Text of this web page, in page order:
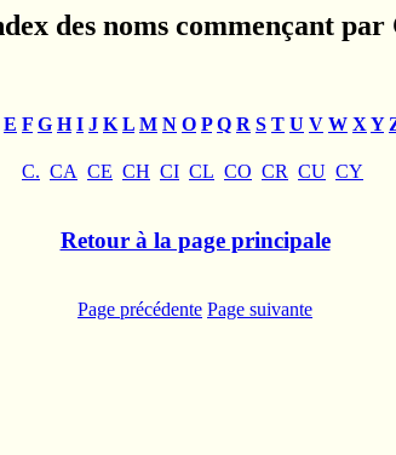
des noms commençant par
E F G H I J K L M N O P Q R S T U V W X Y
C. CA CE CH CI CL CO CR CU CY
Retour à la page principale
Page précédente Page suivante